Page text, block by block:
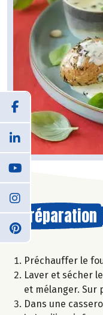
Préparation
Préchauffer le
Laver et sécher
et mélanger. Sur
Dans une